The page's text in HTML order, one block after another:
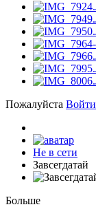
Пожалуйста Войти
Не в сети
Завсегдатай
Больше